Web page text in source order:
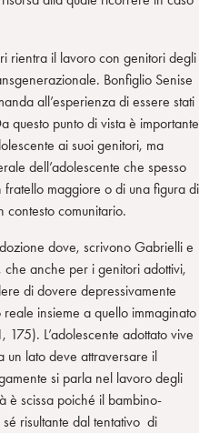
rientra il lavoro con genitori degli
Bonfiglio Senise
all’esperienza di essere stati
questo punto di vista è importante
ai suoi genitori, ma
dell’adolescente che spesso
maggiore o di una figura di
contesto comunitario.
dove, scrivono Gabrielli e
che anche per i genitori adottivi,
di dovere depressivamente
insieme a quello immaginato
L’adolescente adottato vive
un lato deve attraversare il
si parla nel lavoro degli
è scissa poiché il bambino-
risultante dal tentativo di